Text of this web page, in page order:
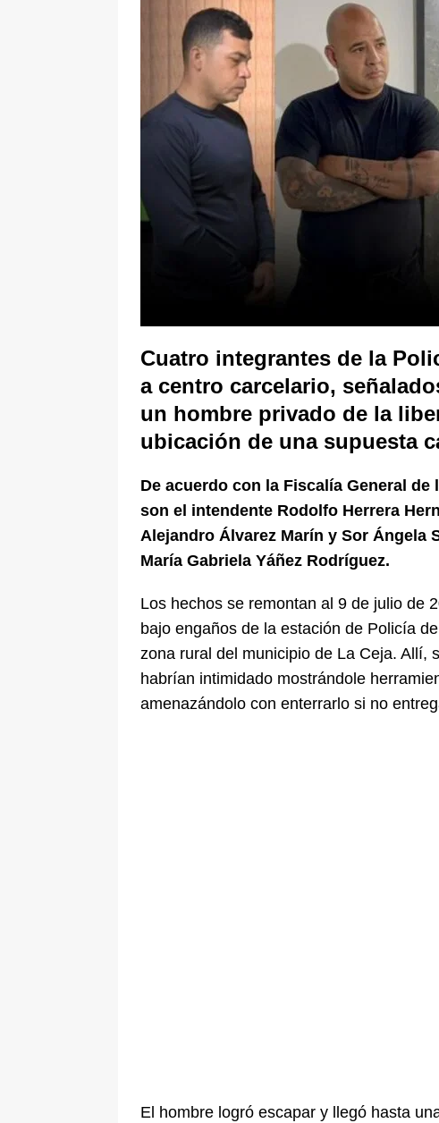
ÚLTIMO
[ 6 de agosto de 2026 ] Caso Lili Pink:
pone bajo la lupa a nuevo proveedor
Cuatro integrantes de la
a centro carcelario,
un hombre privado de la
ubicación de una supuesta
De acuerdo con la Fiscalía General
son el intendente Rodolfo Herrera
Alejandro Álvarez Marín y Sor Ángela
María Gabriela Yáñez Rodríguez.
Los hechos se remontan al 9 de julio de
bajo engaños de la estación de Policía
zona rural del municipio de La Ceja. Allí,
habrían intimidado mostrándole
amenazándolo con enterrarlo si no
El hombre logró escapar y llegó hasta